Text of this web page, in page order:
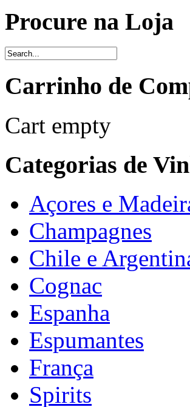
Procure na Loja
Carrinho de
Cart empty
Categorias de
Açores e
Champagnes
Chile e
Cognac
Espanha
Espumantes
França
Spirits